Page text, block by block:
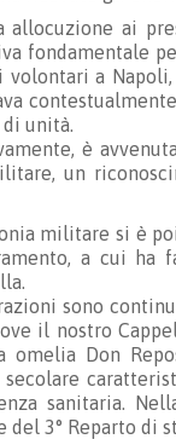
allocuzione ai
fondamentale
volontari a
unità.
è
un
militare si è
a cui ha
sono
il nostro
omelia Don
sanitaria.
del 3° Reparto di